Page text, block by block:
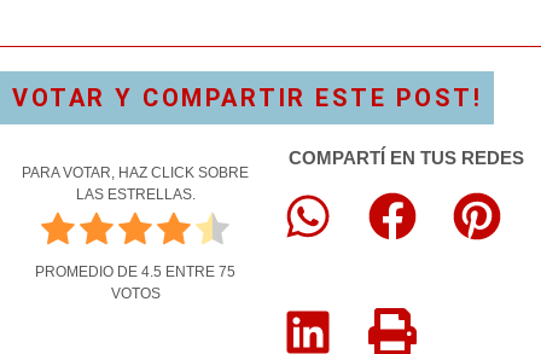
VOTAR Y COMPARTIR ESTE POST!
PARA VOTAR, HAZ CLICK SOBRE
LAS ESTRELLAS.
PROMEDIO DE 4.5 ENTRE 75
VOTOS
COMPARTÍ EN TUS REDES